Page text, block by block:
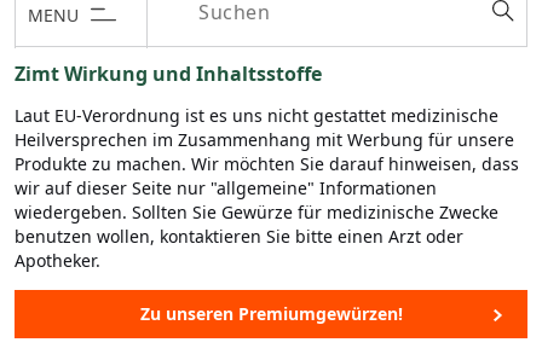
MENU
Zimt Wirkung und Inhaltsstoffe
Laut EU-Verordnung ist es uns nicht gestattet medizinische
Heilversprechen im Zusammenhang mit Werbung für unsere
Produkte zu machen. Wir möchten Sie darauf hinweisen, dass
wir auf dieser Seite nur "allgemeine" Informationen
wiedergeben. Sollten Sie Gewürze für medizinische Zwecke
benutzen wollen, kontaktieren Sie bitte einen Arzt oder
Apotheker.
Zu unseren Premiumgewürzen!